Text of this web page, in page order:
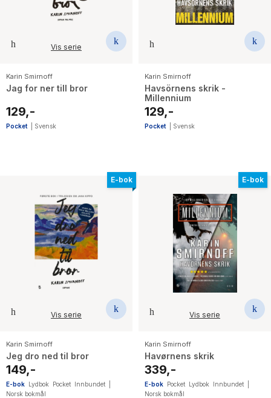
Vis serie
Karin Smirnoff
Jag for ner till bror
129,-
Pocket Svensk
Karin Smirnoff
Havsörnens skrik -
Millennium
129,-
Pocket Svensk
E-bok
Vis serie
Karin Smirnoff
Jeg dro ned til bror
149,-
E-bok Lydbok Pocket Innbundet
Norsk bokmål
E-bok
Vis serie
Karin Smirnoff
Havørnens skrik
339,-
E-bok Pocket Lydbok Innbundet
Norsk bokmål